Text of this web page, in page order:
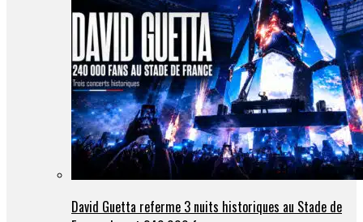
David Guetta referme 3 nuits historiques au Stade de